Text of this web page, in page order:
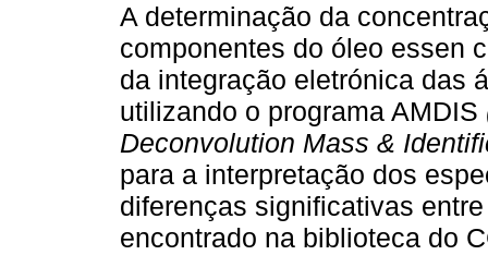
A determinação da
componentes do óleo essen
da integração eletrónica das
utilizando o programa AMDIS
Deconvolution Mass &
para a interpretação dos
diferenças significativas
encontrado na biblioteca do